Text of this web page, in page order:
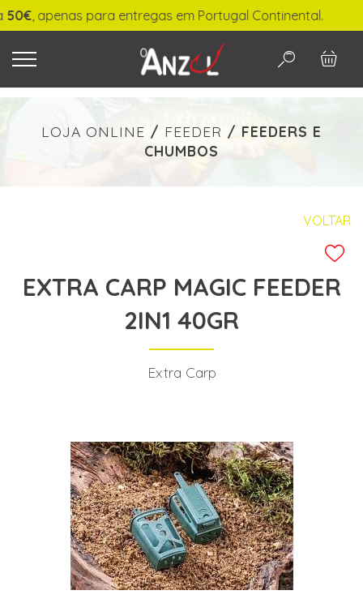
O QUE PROCURA?
-
PESQUISAR
, apenas para entregas em Portugal Continental.
LOJA ONLINE / FEEDER / FEEDERS E
CHUMBOS
VOLTAR
EXTRA CARP MAGIC FEEDER
2IN1 40GR
Extra Carp